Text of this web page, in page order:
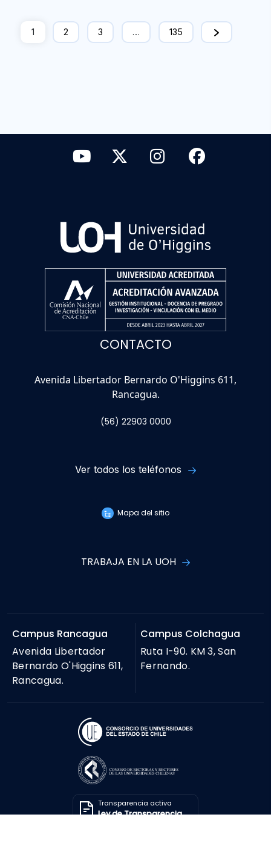
1 2 3 … 135
CONTACTO
Avenida Libertador Bernardo O'Higgins 611,
Rancagua.
(56) 22903 0000
Ver todos los teléfonos
Mapa del sitio
TRABAJA EN LA UOH
Campus Rancagua
Avenida Libertador
Bernardo O'Higgins 611,
Rancagua.
Campus Colchagua
Ruta I-90. KM 3, San
Fernando.
Transparencia activa
Ley de Transparencia